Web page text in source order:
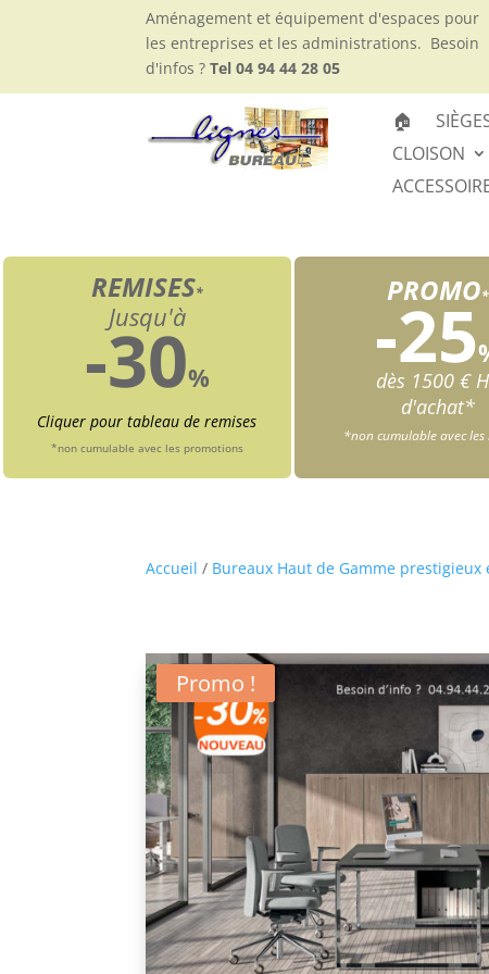
Aménagement et équipement d'espaces pour
les entreprises et les administrations. Besoin
d'infos ?Tel 04 94 44 28 05
🏠
CLOISON
REMISES*
Jusqu'à
-30%
Cliquer pour tableau de remises
*non cumulable avec les promotions
PROMO*
-25
dès 1500 €
d'achat*
*non cumulable avec les
Accueil / Bureaux Haut de Gamme
Promo !